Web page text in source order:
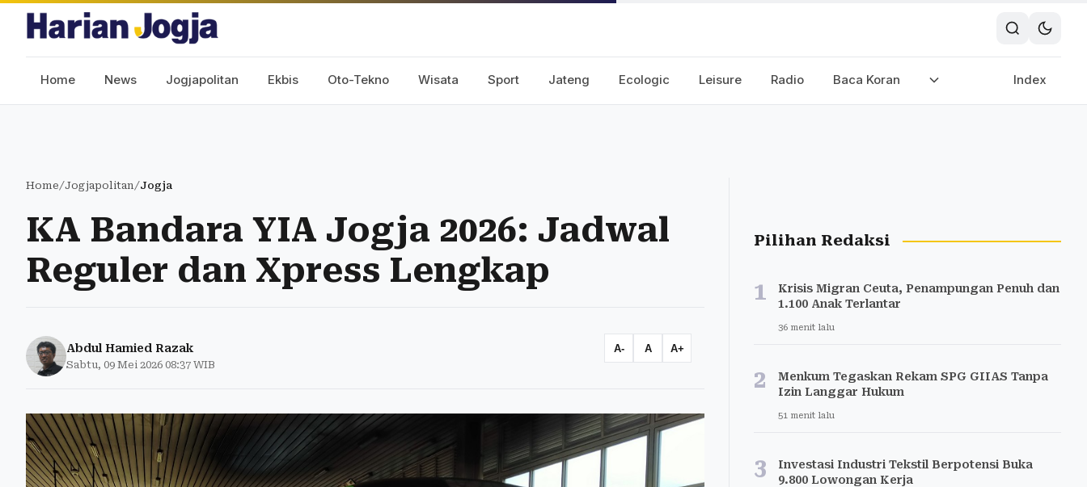
Home News Jogjapolitan Ekbis Oto-Tekno Wisata Sport Jateng Ecologic Leisure Radio Baca Koran Index
Home/Jogjapolitan/Jogja
KA Bandara YIA Jogja 2026: Jadwal
Reguler dan Xpress Lengkap
Abdul Hamied Razak
Sabtu, 09 Mei 2026 08:37 WIB
A- A A+
Pilihan Redaksi
1
Krisis Migran Ceuta, Penampungan Penuh dan
1.100 Anak Terlantar
36 menit lalu
2
Menkum Tegaskan Rekam SPG GIIAS Tanpa
Izin Langgar Hukum
51 menit lalu
3
Investasi Industri Tekstil Berpotensi Buka
9.800 Lowongan Kerja